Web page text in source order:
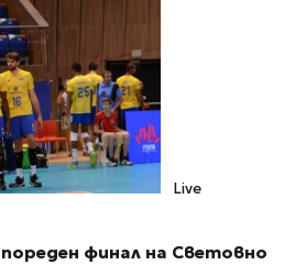
Live
финал на Световно